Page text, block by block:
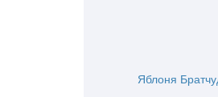
Яблоня